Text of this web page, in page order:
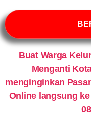
Buat Warga
Menganti
menginginkan
Online langsung